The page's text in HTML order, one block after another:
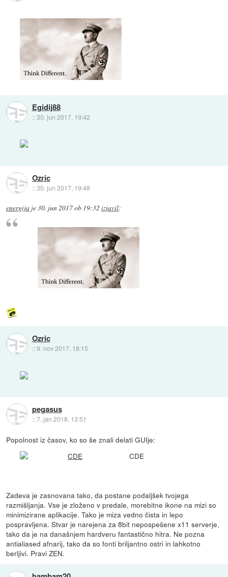
Egidij88
::30. jun 2017, 19:42
Ozric
::30. jun 2017, 19:48
energija je30. jun 2017 ob 19:32 izjavil:
Ozric
::9. nov 2017, 18:15
pegasus
::7. jan 2018, 13:51
Popolnost iz časov, ko so še znali delati GUIje:
CDE
Zadeva je zasnovana tako, da postane podaljšek tvojega
razmišljanja. Vse je zloženo v predale, morebitne ikone na mizi so
minimizirane aplikacije. Tako je miza vedno čista in lepo
pospravljena. Stvar je narejena za 8bit nepospešene x11 serverje,
tako da je na današnjem hardveru fantastično hitra. Ne pozna
antialiased afnarij, tako da so fonti briljantno ostri in lahkotno
berljivi. Pravi ZEN.